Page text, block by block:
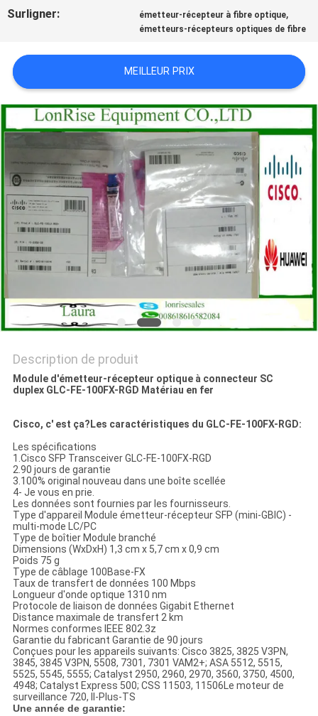
CONTACTER
NOUVELLES
LES
AFFAIRES
SITEMAP
POLITIQUE
CONFIDENTIALITÉ
Surligner: émetteur-récepteur à fibre optique,
émetteurs-récepteurs optiques de fibre
MEILLEUR PRIX
Description de produit
Module d'émetteur-récepteur optique à connecteur SC
duplex GLC-FE-100FX-RGD Matériau en fer
Cisco, c' est ça? Les caractéristiques du GLC-FE-100FX-RGD:
Les spécifications
1.Cisco SFP Transceiver GLC-FE-100FX-RGD
2.90 jours de garantie
3.100% original nouveau dans une boîte scellée
4- Je vous en prie.
Les données sont fournies par les fournisseurs.
Type d'appareil Module émetteur-récepteur SFP (mini-GBIC) -
multi-mode LC/PC
Type de boîtier Module branché
Dimensions (WxDxH) 1,3 cm x 5,7 cm x 0,9 cm
Poids 75 g
Type de câblage 100Base-FX
Taux de transfert de données 100 Mbps
Longueur d'onde optique 1310 nm
Protocole de liaison de données Gigabit Ethernet
Distance maximale de transfert 2 km
Normes conformes IEEE 802.3z
Garantie du fabricant Garantie de 90 jours
Conçues pour les appareils suivants: Cisco 3825, 3825 V3PN,
3845, 3845 V3PN, 5508, 7301, 7301 VAM2+; ASA 5512, 5515,
5525, 5545, 5555; Catalyst 2950, 2960, 2970, 3560, 3750, 4500,
4948; Catalyst Express 500; CSS 11503, 11506Le moteur de
surveillance 720, II-Plus-TS
Une année de garantie: